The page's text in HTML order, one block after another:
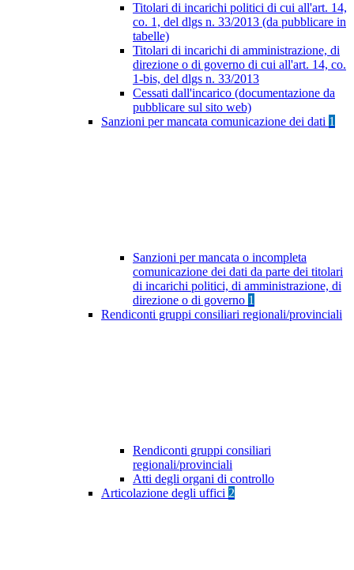
Titolari di incarichi politici di cui all'art. 14,
co. 1, del dlgs n. 33/2013 (da pubblicare in
tabelle)
Titolari di incarichi di amministrazione, di
direzione o di governo di cui all'art. 14, co.
1-bis, del dlgs n. 33/2013
Cessati dall'incarico (documentazione da
pubblicare sul sito web)
Sanzioni per mancata comunicazione dei dati 1
Sanzioni per mancata o incompleta
comunicazione dei dati da parte dei titolari
di incarichi politici, di amministrazione, di
direzione o di governo 1
Rendiconti gruppi consiliari regionali/provinciali
Rendiconti gruppi consiliari
regionali/provinciali
Atti degli organi di controllo
Articolazione degli uffici 2